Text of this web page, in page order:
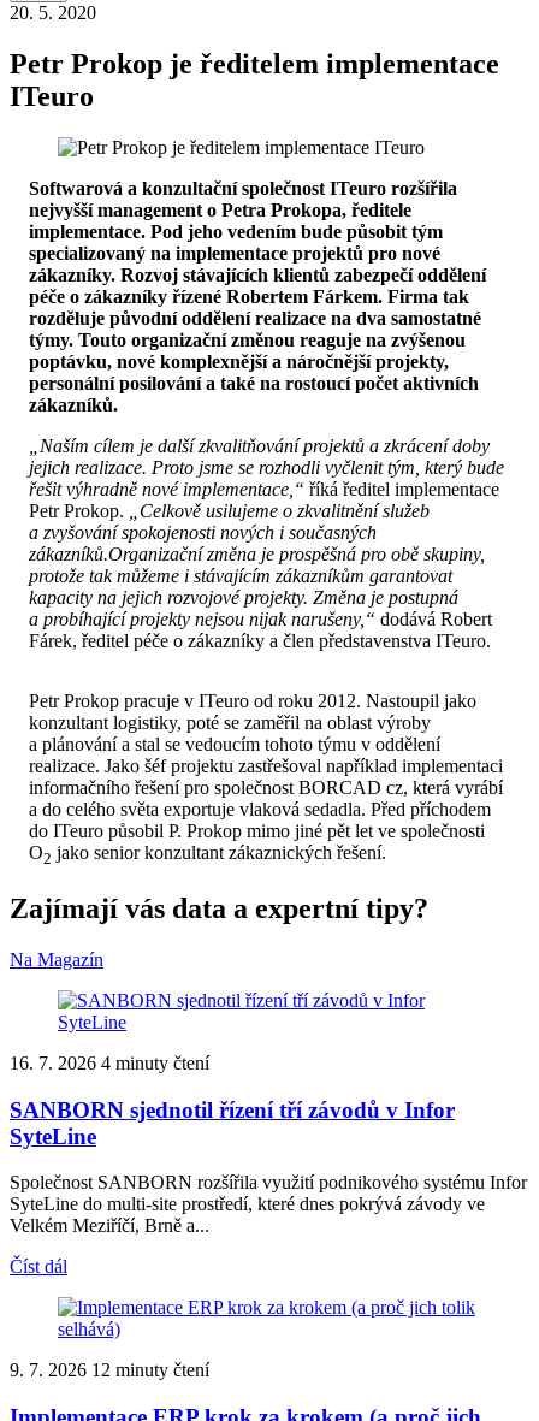
20. 5. 2020
Petr Prokop je ředitelem implementace
ITeuro
Softwarová a konzultační společnost ITeuro rozšířila
nejvyšší management o Petra Prokopa, ředitele
implementace. Pod jeho vedením bude působit tým
specializovaný na implementace projektů pro nové
zákazníky. Rozvoj stávajících klientů zabezpečí oddělení
péče o zákazníky řízené Robertem Fárkem. Firma tak
rozděluje původní oddělení realizace na dva samostatné
týmy. Touto organizační změnou reaguje na zvýšenou
poptávku, nové komplexnější a náročnější projekty,
personální posilování a také na rostoucí počet aktivních
zákazníků.
„Naším cílem je další zkvalitňování projektů a zkrácení doby
jejich realizace. Proto jsme se rozhodli vyčlenit tým, který bude
řešit výhradně nové implementace,“ říká ředitel implementace
Petr Prokop.
„Celkově usilujeme o zkvalitnění služeb
a zvyšování spokojenosti nových i současných
zákazníků.Organizační změna je prospěšná pro obě skupiny,
protože tak můžeme i stávajícím zákazníkům garantovat
kapacity na jejich rozvojové projekty. Změna je postupná
a probíhající projekty nejsou nijak narušeny,“ dodává Robert
Fárek, ředitel péče o zákazníky a člen představenstva ITeuro.
Petr Prokop pracuje v ITeuro od roku 2012. Nastoupil jako
konzultant logistiky, poté se zaměřil na oblast výroby
a plánování a stal se vedoucím tohoto týmu v oddělení
realizace. Jako šéf projektu zastřešoval například implementaci
informačního řešení pro společnost BORCAD cz, která vyrábí
a do celého světa exportuje vlaková sedadla. Před příchodem
do ITeuro působil P. Prokop mimo jiné pět let ve společnosti
O2 jako senior konzultant zákaznických řešení.
Zajímají vás data a expertní tipy?
Na Magazín
16. 7. 2026 4 minuty čtení
SANBORN sjednotil řízení tří závodů v Infor
SyteLine
Společnost SANBORN rozšířila využití podnikového systému Infor
SyteLine do multi-site prostředí, které dnes pokrývá závody ve
Velkém Meziříčí, Brně a...
Číst dál
9. 7. 2026 12 minuty čtení